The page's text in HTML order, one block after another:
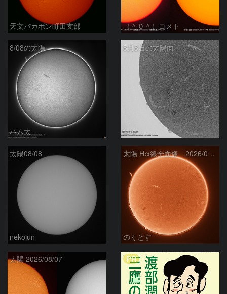
天文バカボン町田支部 （＾０＾）コメト
8/08の太陽
ハム太
8月8日の太陽面
ta-o
太陽08/08
nekojun
太陽 Hα線全面像 2026/08/08
のくとす
太陽 2026/08/07 PR